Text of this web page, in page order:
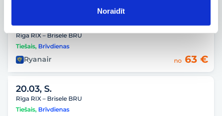
Noraidīt
15.03, P.
Rīga RIX – Brisele BRU
Tiešais, Brīvdienas
Ryanair no 63 €
20.03, S.
Rīga RIX – Brisele BRU
Tiešais, Brīvdienas